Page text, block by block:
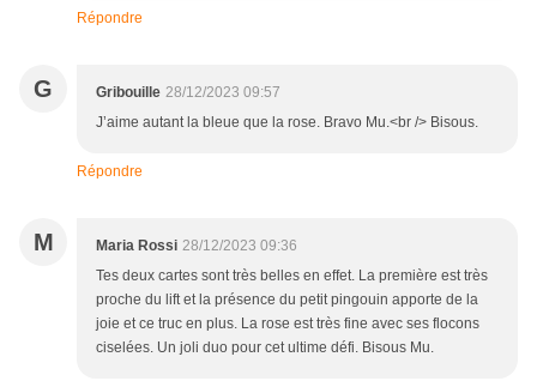
Répondre
G Gribouille 28/12/2023 09:57
J’aime autant la bleue que la rose. Bravo Mu.<br /> Bisous.
Répondre
M Maria Rossi 28/12/2023 09:36
Tes deux cartes sont très belles en effet. La première est très
proche du lift et la présence du petit pingouin apporte de la
joie et ce truc en plus. La rose est très fine avec ses flocons
ciselées. Un joli duo pour cet ultime défi. Bisous Mu.